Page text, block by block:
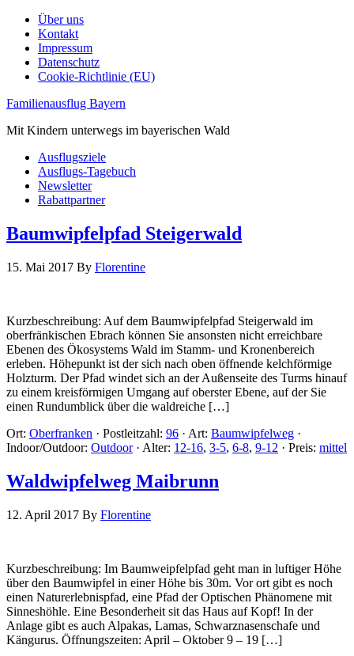
Über uns
Kontakt
Impressum
Datenschutz
Cookie-Richtlinie (EU)
Familienausflug Bayern
Mit Kindern unterwegs im bayerischen Wald
Ausflugsziele
Ausflugs-Tagebuch
Newsletter
Rabattpartner
Baumwipfelpfad Steigerwald
15. Mai 2017 By Florentine
Kurzbeschreibung: Auf dem Baumwipfelpfad Steigerwald im
oberfränkischen Ebrach können Sie ansonsten nicht erreichbare
Ebenen des Ökosystems Wald im Stamm- und Kronenbereich
erleben. Höhepunkt ist der sich nach oben öffnende kelchförmige
Holzturm. Der Pfad windet sich an der Außenseite des Turms hinauf
zu einem kreisförmigen Umgang auf oberster Ebene, auf der Sie
einen Rundumblick über die waldreiche […]
Ort: Oberfranken · Postleitzahl: 96 · Art: Baumwipfelweg ·
Indoor/Outdoor: Outdoor· Alter: 12-16, 3-5, 6-8, 9-12 · Preis: mittel
Waldwipfelweg Maibrunn
12. April 2017 By Florentine
Kurzbeschreibung: Im Baumweipfelpfad geht man in luftiger Höhe
über den Baumwipfel in einer Höhe bis 30m. Vor ort gibt es noch
einen Naturerlebnispfad, eine Pfad der Optischen Phänomene mit
Sinneshöhle. Eine Besonderheit sit das Haus auf Kopf! In der
Anlage gibt es auch Alpakas, Lamas, Schwarznasenschafe und
Kängurus. Öffnungszeiten: April – Oktober 9 – 19 […]